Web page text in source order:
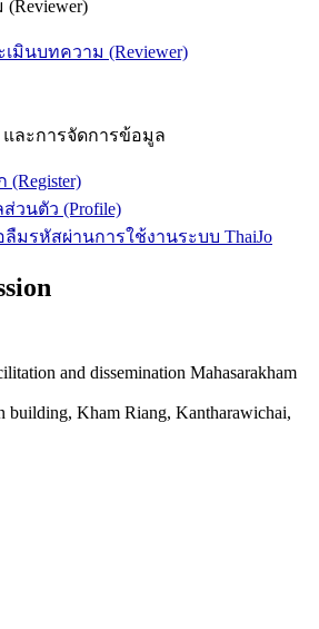
มินบทความ (Reviewer)
ละการจัดการข้อมูล
วนตัว (Profile)
มรหัสผ่านการใช้งานระบบ ThaiJo
and dissemination Mahasarakham
building, Kham Riang, Kantharawichai,